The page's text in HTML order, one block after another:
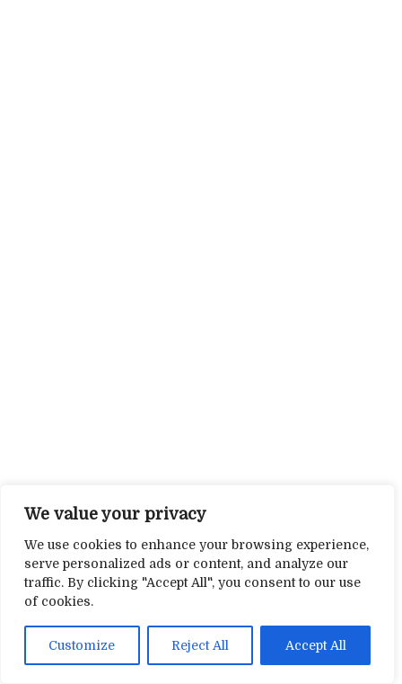
We value your privacy
We use cookies to enhance your browsing experience,
serve personalized ads or content, and analyze our
traffic. By clicking "Accept All", you consent to our use
of cookies.
Customize Reject All Accept All